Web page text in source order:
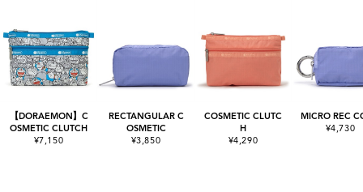
【DORAEMON】C
OSMETIC CLUTCH
¥7,150
RECTANGULAR C
OSMETIC
¥3,850
COSMETIC CLUTC
H
¥4,290
MICRO REC
¥4,730